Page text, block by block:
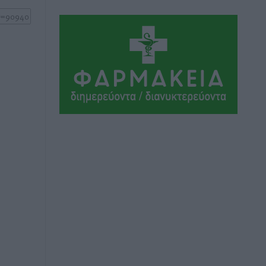
Η σιωπηρή παράταση του Ταμείου
Ανάκαμψης για την Ελλάδα
πριν 3 ώρες
Το εκλογικό ρολόι του Μαξίμου χτυπά
τέλη Μαΐου του 2027